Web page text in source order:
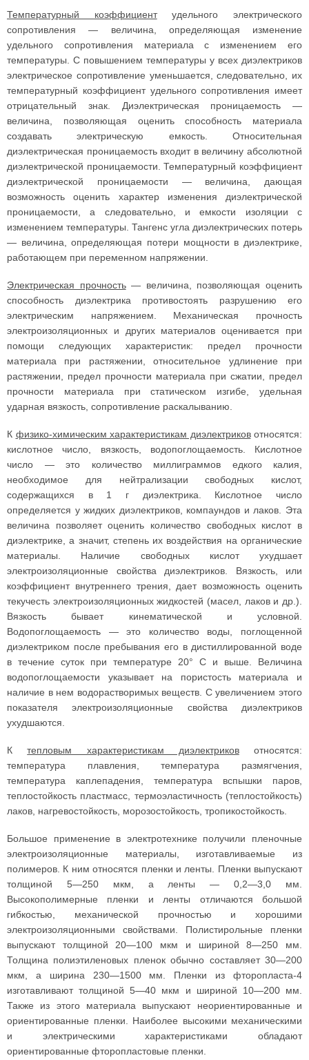
Температурный коэффициентудельного электрического
сопротивления — величина, определяющая изменение
удельного сопротивления материала с изменением его
температуры. С повышением температуры у всех диэлектриков
электрическое сопротивление уменьшается, следовательно, их
температурный коэффициент удельного сопротивления имеет
отрицательный знак. Диэлектрическая проницаемость —
величина, позволяющая оценить способность материала
создавать электрическую емкость. Относительная
диэлектрическая проницаемость входит в величину абсолютной
диэлектрической проницаемости. Температурный коэффициент
диэлектрической проницаемости — величина, дающая
возможность оценить характер изменения диэлектрической
проницаемости, а следовательно, и емкости изоляции с
изменением температуры. Тангенс угла диэлектрических потерь
— величина, определяющая потери мощности в диэлектрике,
работающем при переменном напряжении.
Электрическая прочность— величина, позволяющая оценить
способность диэлектрика противостоять разрушению его
электрическим напряжением. Механическая прочность
электроизоляционных и других материалов оценивается при
помощи следующих характеристик: предел прочности
материала при растяжении, относительное удлинение при
растяжении, предел прочности материала при сжатии, предел
прочности материала при статическом изгибе, удельная
ударная вязкость, сопротивление раскалыванию.
К физико-химическим характеристикам диэлектриковотносятся:
кислотное число, вязкость, водопоглощаемость. Кислотное
число — это количество миллиграммов едкого калия,
необходимое для нейтрализации свободных кислот,
содержащихся в 1 г диэлектрика. Кислотное число
определяется у жидких диэлектриков, компаундов и лаков. Эта
величина позволяет оценить количество свободных кислот в
диэлектрике, а значит, степень их воздействия на органические
материалы. Наличие свободных кислот ухудшает
электроизоляционные свойства диэлектриков. Вязкость, или
коэффициент внутреннего трения, дает возможность оценить
текучесть электроизоляционных жидкостей (масел, лаков и др.).
Вязкость бывает кинематической и условной.
Водопоглощаемость — это количество воды, поглощенной
диэлектриком после пребывания его в дистиллированной воде
в течение суток при температуре 20° С и выше. Величина
водопоглощаемости указывает на пористость материала и
наличие в нем водорастворимых веществ. С увеличением этого
показателя электроизоляционные свойства диэлектриков
ухудшаются.
Ктепловым характеристикам диэлектриковотносятся:
температура плавления, температура размягчения,
температура каплепадения, температура вспышки паров,
теплостойкость пластмасс, термоэластичность (теплостойкость)
лаков, нагревостойкость, морозостойкость, тропикостойкость.
Большое применение в электротехнике получили пленочные
электроизоляционные материалы, изготавливаемые из
полимеров. К ним относятся пленки и ленты. Пленки выпускают
толщиной 5—250 мкм, а ленты — 0,2—3,0 мм.
Высокополимерные пленки и ленты отличаются большой
гибкостью, механической прочностью и хорошими
электроизоляционными свойствами. Полистирольные пленки
выпускают толщиной 20—100 мкм и шириной 8—250 мм.
Толщина полиэтиленовых пленок обычно составляет 30—200
мкм, а ширина 230—1500 мм. Пленки из фторопласта-4
изготавливают толщиной 5—40 мкм и шириной 10—200 мм.
Также из этого материала выпускают неориентированные и
ориентированные пленки. Наиболее высокими механическими
и электрическими характеристиками обладают
ориентированные фторопластовые пленки.